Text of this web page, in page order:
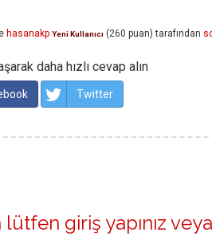
hasanakp Yeni Kullanıcı (260 puan) tarafından
daha hızlı cevap alın
Twitter
lütfen giriş yapınız veya